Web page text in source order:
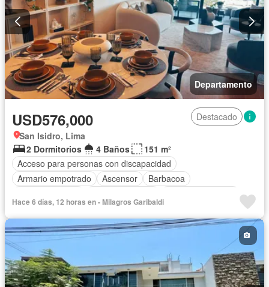
Departamento
USD576,000
Destacado
San Isidro, Lima
2 Dormitorios
4 Baños
151 m²
Acceso para personas con discapacidad
Armario empotrado
Ascensor
Barbacoa
Cochera
Gas natural Gimnasio Patio
Vigilante
Seguridad Terraza
Vista panorámica
Sin amoblar
Hace 6 días, 12 horas en - Milagros Garibaldi